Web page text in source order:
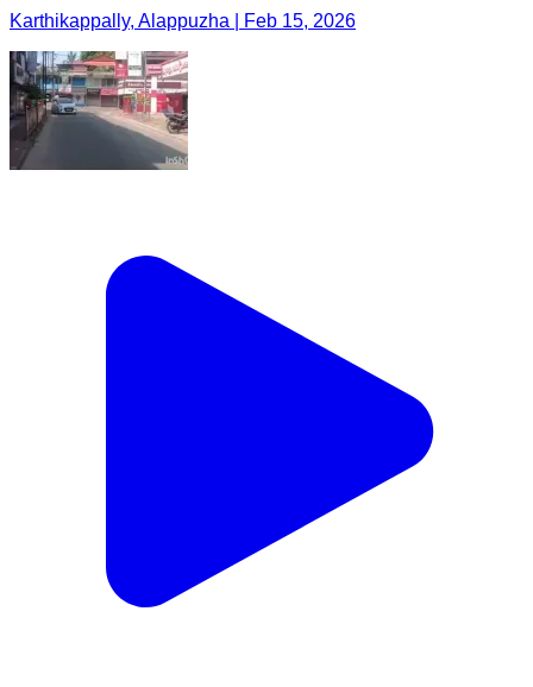
Karthikappally, Alappuzha | Feb 15, 2026